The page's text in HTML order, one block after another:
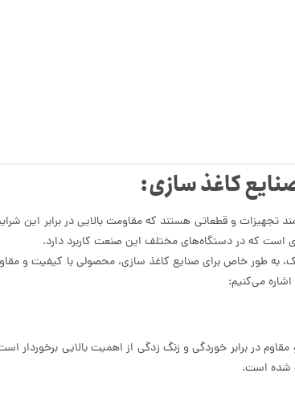
کاغذ سازی:
و قطعاتی هستند که مقاومت بالایی در برابر این
است که در دستگاه‌های مختلف این صنعت کاربرد دارد.
به طور خاص برای صنایع کاغذ سازی، محصولی با کیفیت و
می‌کنیم:
در برابر خوردگی و زنگ‌ زدگی از اهمیت بالایی برخوردار
شده است.